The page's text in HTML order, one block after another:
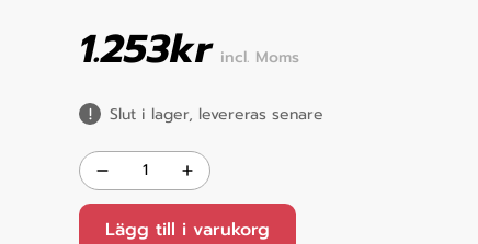
1.253kr incl. Moms
Slut i lager, levereras senare
Lägg till i varukorg